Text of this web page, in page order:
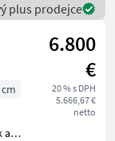
plus prodejce
6.800
€
20 % s DPH
5.666,67 €
netto
aus